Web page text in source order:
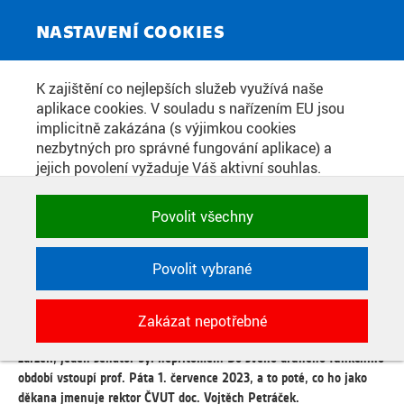
NASTAVENÍ COOKIES
K zajištění co nejlepších služeb využívá naše
aplikace cookies. V souladu s nařízením EU jsou
implicitně zakázána (s výjimkou cookies
nezbytných pro správné fungování aplikace) a
jejich povolení vyžaduje Váš aktivní souhlas.
zakázat, případně vybrat a povolit cookies podle
kategorie. Svoje rozhodnutí můžete samozřejmě
kdykoli změnit.
POTŘEBNÉ
Technické cookies využívané aplikacemi
ČVUT pro uchování jejich nastavení,
vlastností a identifikátorů relace. Jsou
nezbytné pro správné fungování a jsou
Povolit všechny
Povolit vybrané
Zakázat nepotřebné
ZPRAVODAJSKÝ SERVIS
PROFESOR PETR PÁTA BYL
ZNOVUZVOLEN DĚKANEM
FAKULTY ELEKTROTECHNICKÉ
ČVUT V PRAZE
Datum zveřejnění:28. 4. 2023
Akademický senát Fakulty elektrotechnické ČVUT v Praze zvolil v
pátek 21. dubna prof. Petra Pátu děkanem pro následující čtyřleté
funkční období. Jako stávající hlava fakulty neměl ve volbě
zdrželi, jeden senátor byl nepřítomen. Do svého druhého funkčního
období vstoupí prof. Páta 1. července 2023, a to poté, co ho jako
děkana jmenuje rektor ČVUT doc. Vojtěch Petráček.